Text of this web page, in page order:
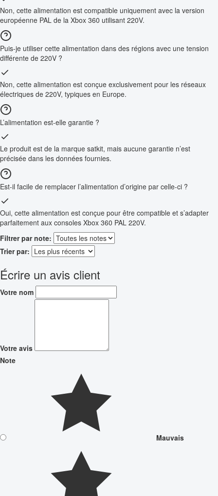
Non, cette alimentation est compatible uniquement avec la version
européenne PAL de la Xbox 360 utilisant 220V.
Puis-je utiliser cette alimentation dans des régions avec une tension
différente de 220V ?
Non, cette alimentation est conçue exclusivement pour les réseaux
électriques de 220V, typiques en Europe.
L’alimentation est-elle garantie ?
Le produit est de la marque satkit, mais aucune garantie n’est
précisée dans les données fournies.
Est-il facile de remplacer l’alimentation d’origine par celle-ci ?
Oui, cette alimentation est conçue pour être compatible et s’adapter
parfaitement aux consoles Xbox 360 PAL 220V.
Filtrer par note:
Trier par:
Écrire un avis client
Votre nom
Votre avis
Note
Mauvais